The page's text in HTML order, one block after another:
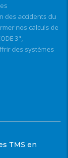
des accidents du
nos calculs de
3",
des systèmes
TMS en